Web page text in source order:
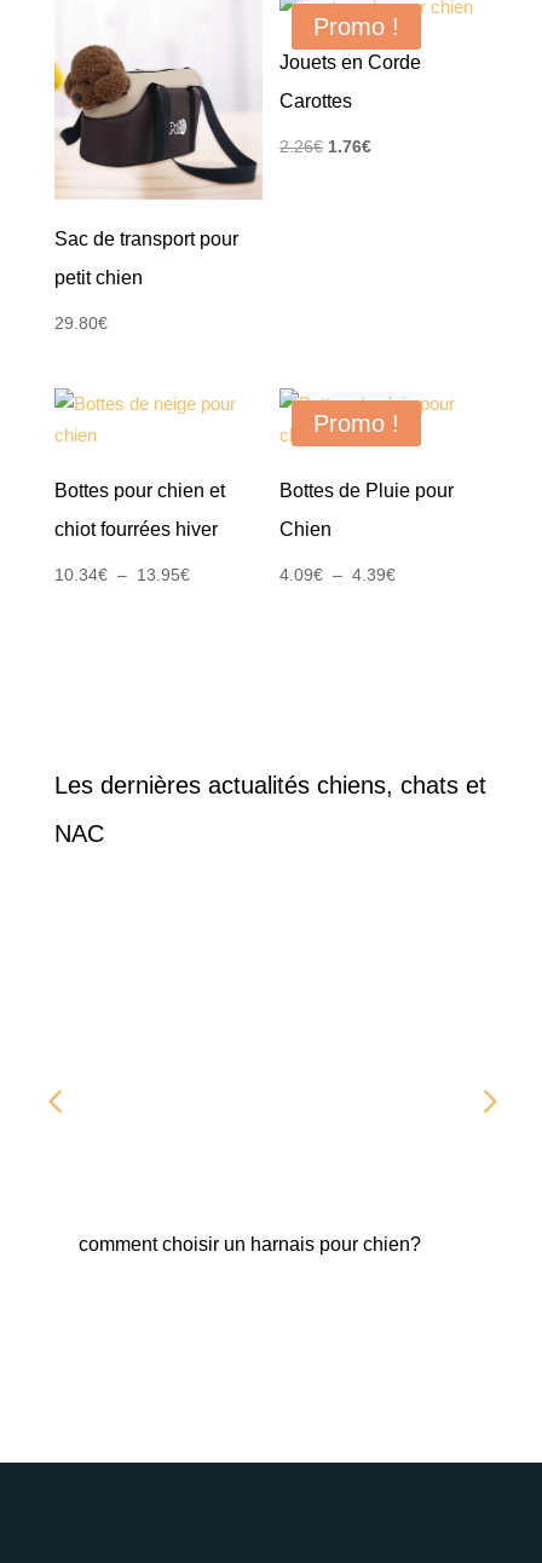
Sac de transport pour
petit chien
29.80€
Promo !
Jouets en Corde
Carottes
2.26€ Le
1.76€Le
Bottes pour chien et
chiot fourrées hiver
10.34€ – 13.95€Plage
Promo !
Bottes de Pluie pour
Chien
4.09€ – 4.39€Plage
Les dernières actualités chiens, chats et
NAC
comment choisir un harnais pour chien?